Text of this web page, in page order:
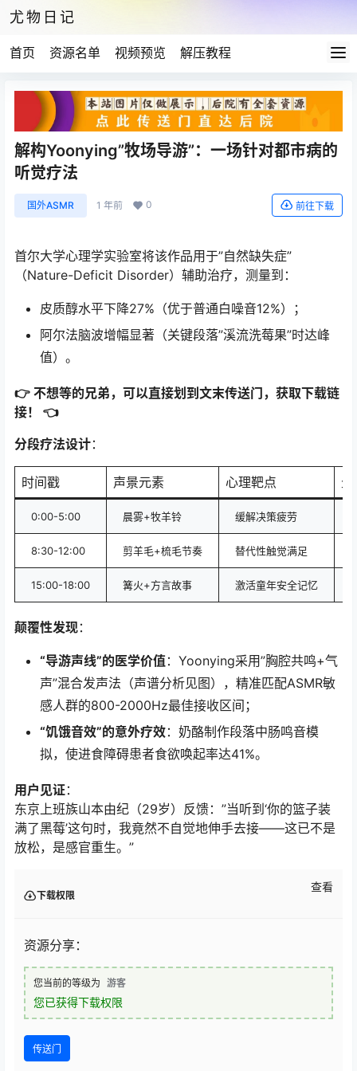
尤物日记
首页 资源名单 视频预览 解压教程
解构Yoonying”牧场导游”：一场针对都市病的
听觉疗法
国外ASMR 1 年前 0 前往下载
首尔大学心理学实验室将该作品用于”自然缺失症”
（Nature-Deficit Disorder）辅助治疗，测量到：
皮质醇水平下降27%（优于普通白噪音12%）；
阿尔法脑波增幅显著（关键段落”溪流洗莓果”时达峰
值）。
👉 不想等的兄弟，可以直接划到文末传送门，获取下载链
接！ 👈
分段疗法设计：
时间戳 声景元素 心理靶点
0:00-5:00 晨雾+牧羊铃 缓解决策疲劳
8:30-12:00 剪羊毛+梳毛节奏 替代性触觉满足
15:00-18:00 篝火+方言故事 激活童年安全记忆
颠覆性发现：
“导游声线”的医学价值：Yoonying采用”胸腔共鸣+气
声”混合发声法（声谱分析见图），精准匹配ASMR敏
感人群的800-2000Hz最佳接收区间；
“饥饿音效”的意外疗效：奶酪制作段落中肠鸣音模
拟，使进食障碍患者食欲唤起率达41%。
用户见证：
东京上班族山本由纪（29岁）反馈：”当听到‘你的篮子装
满了黑莓’这句时，我竟然不自觉地伸手去接——这已不是
放松，是感官重生。”
下载权限
查看
资源分享：
您当前的等级为 游客
您已获得下载权限
传送门